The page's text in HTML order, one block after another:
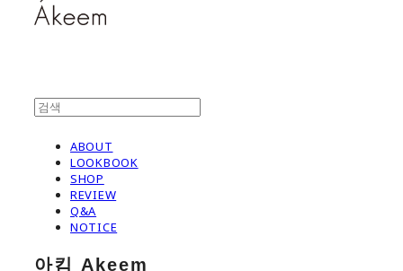
ABOUT
LOOKBOOK
SHOP
REVIEW
Q&A
NOTICE
아킴 Akeem